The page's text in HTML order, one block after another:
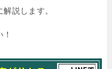
説します。